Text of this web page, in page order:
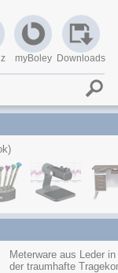
myBoley Downloads
Meterware aus Leder
der traumhafte